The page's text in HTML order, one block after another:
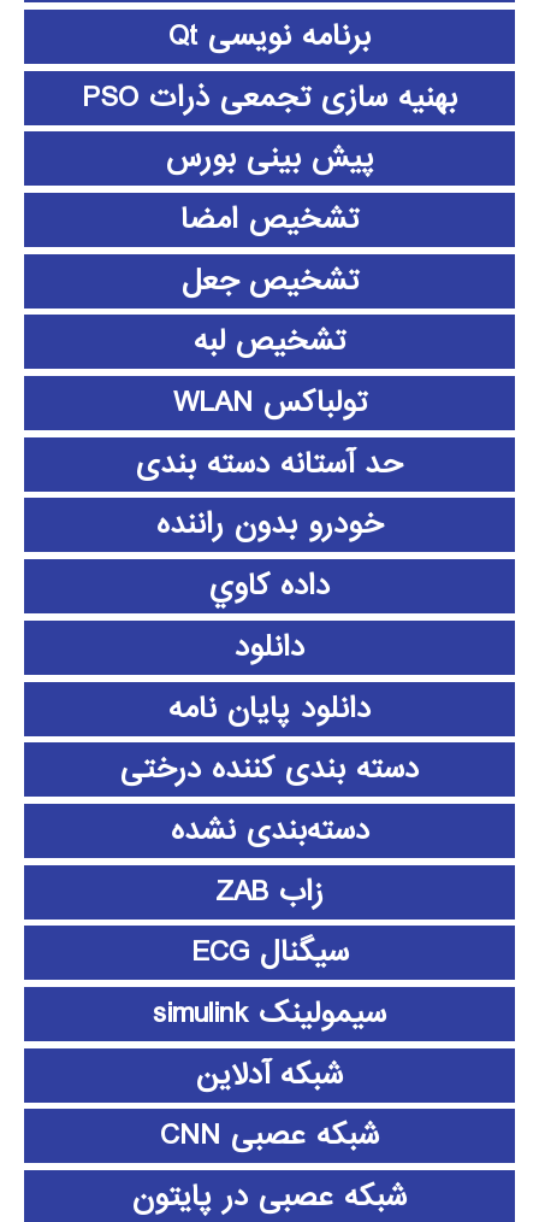
برنامه نویسی Qt
بهنیه سازی تجمعی ذرات PSO
پیش بینی بورس
تشخیص امضا
تشخیص جعل
تشخیص لبه
تولباکس WLAN
حد آستانه دسته بندی
خودرو بدون راننده
داده كاوي
دانلود
دانلود پايان نامه
دسته بندی کننده درختی
دسته‌بندی نشده
زاب ZAB
سیگنال ECG
سیمولینک simulink
شبکه آدلاین
شبکه عصبی CNN
شبکه عصبی در پایتون